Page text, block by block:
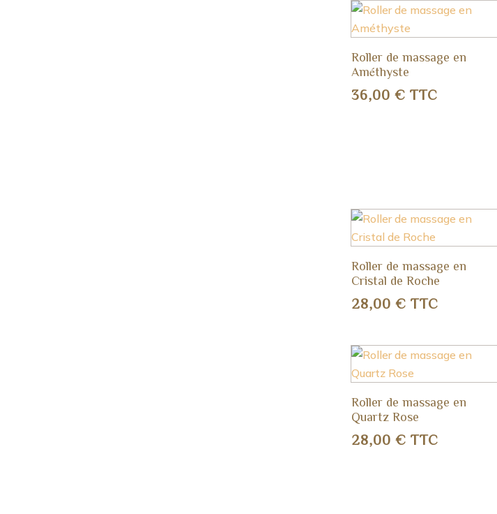
Roller de massage en
Améthyste
36,00 € TTC
Roller de massage en
Cristal de Roche
28,00 € TTC
Roller de massage en
Quartz Rose
28,00 € TTC